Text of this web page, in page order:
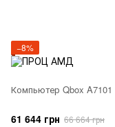
−8%
Компьютер Qbox A7101
61 644 грн 66 664 грн